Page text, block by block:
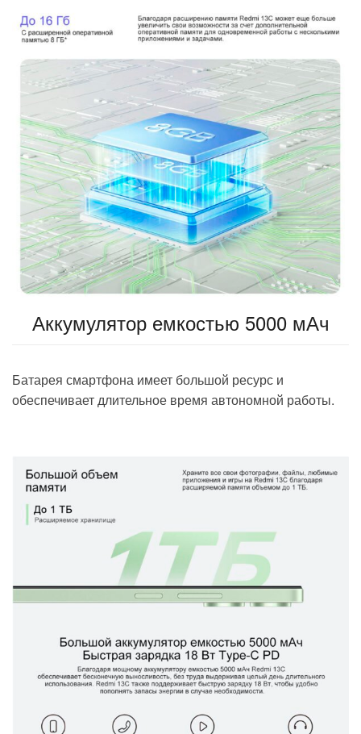
Аккумулятор емкостью 5000 мАч
Батарея смартфона имеет большой ресурс и
обеспечивает длительное время автономной работы.